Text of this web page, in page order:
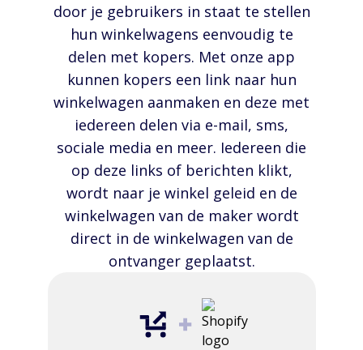
door je gebruikers in staat te stellen
hun winkelwagens eenvoudig te
delen met kopers. Met onze app
kunnen kopers een link naar hun
winkelwagen aanmaken en deze met
iedereen delen via e-mail, sms,
sociale media en meer. Iedereen die
op deze links of berichten klikt,
wordt naar je winkel geleid en de
winkelwagen van de maker wordt
direct in de winkelwagen van de
ontvanger geplaatst.